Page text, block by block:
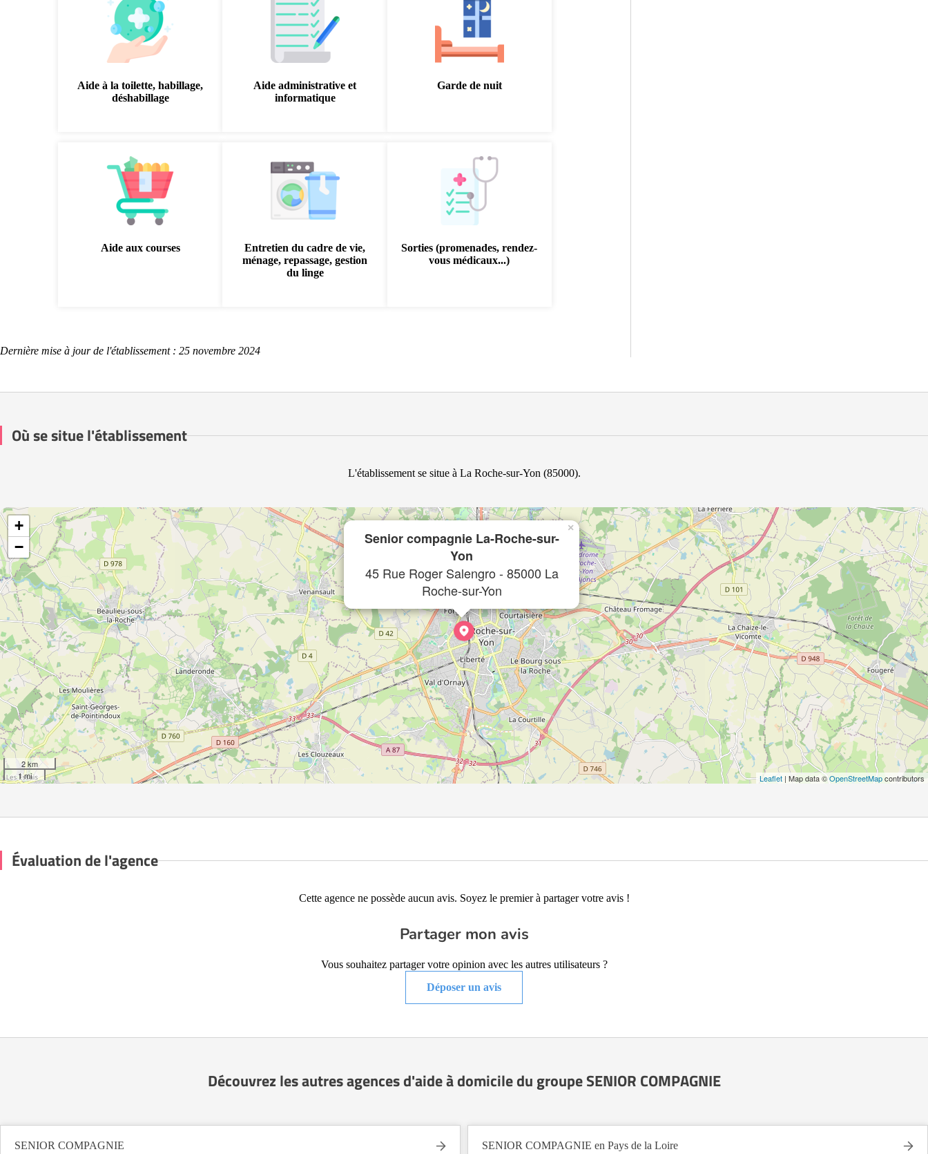
Aide à la toilette, habillage,
déshabillage
Aide administrative et
informatique
Garde de nuit
Aide aux courses
Entretien du cadre de vie,
ménage, repassage, gestion
du linge
Sorties (promenades, rendez-
vous médicaux...)
Dernière mise à jour de l'établissement : 25 novembre 2024
Où se situe l'établissement
L'établissement se situe à La Roche-sur-Yon (85000).
Senior compagnie La-Roche-sur-
Yon
45 Rue Roger Salengro - 85000 La
Roche-sur-Yon
×
+
−
2 km
1 mi
Leaflet | Map data ©OpenStreetMapcontributors
Évaluation de l'agence
Cette agence ne possède aucun avis. Soyez le premier à partager votre avis !
Partager mon avis
Vous souhaitez partager votre opinion avec les autres utilisateurs ?
Déposer un avis
Découvrez les autres agences d'aide à domicile du groupe SENIOR COMPAGNIE
SENIOR COMPAGNIE SENIOR COMPAGNIE en Pays de la Loire